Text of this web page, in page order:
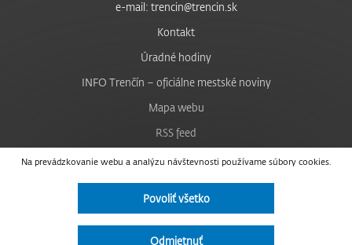
Na prevádzkovanie webu a analýzu návštevnosti používame súbory cookies.
Povoliť všetko
Odmietnuť
e-mail: trencin@trencin.sk
Kontakt
Úradné hodiny
INFO Trenčín – oficiálne mestské noviny
Mapa webu
RSS feed
Nastavenie cookies
Facebook
Instagram